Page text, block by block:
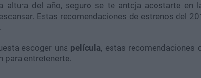
altura del año, seguro se te antoja acostarte en
Estas recomendaciones de estrenos del
escoger una película, estas recomendaciones
para entretenerte.